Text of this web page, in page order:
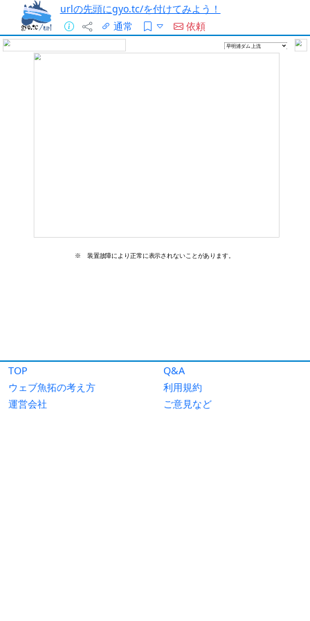
urlの先頭にgyo.tc/を付けてみよう！
通常
依頼
TOP
Q&A
ウェブ魚拓の考え方
利用規約
運営会社
ご意見など